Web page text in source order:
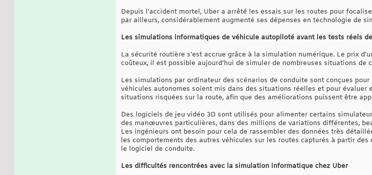
Depuis l’accident mortel, Uber a arrêté les essais sur les routes pour
par ailleurs, considérablement augmenté ses dépenses en technologie de
Les simulations informatiques de véhicule autopiloté avant les tests réels
La sécurité routière s’est accrue grâce à la simulation numérique. Le prix
coûteux, il est possible aujourd’hui de simuler de nombreuses situations
Les simulations par ordinateur des scénarios de conduite sont conçues
véhicules autonomes soient mis dans des situations réelles et pour
situations risquées sur la route, afin que des améliorations puissent être
Des logiciels de jeu vidéo 3D sont utilisés pour alimenter certains
des manœuvres particulières, dans des millions de variations différentes,
Les ingénieurs ont besoin pour cela de rassembler des données très
les comportements des autres véhicules sur les routes capturés à partir
le logiciel de conduite.
Les difficultés rencontrées avec la simulation informatique chez Uber